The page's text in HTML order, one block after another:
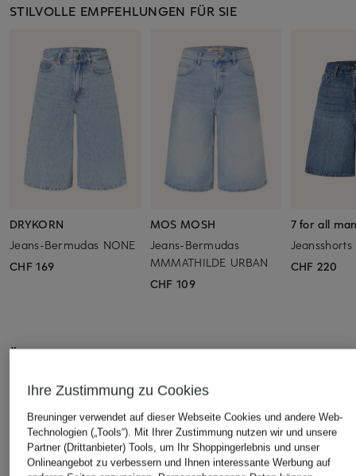
STILVOLLE EMPFEHLUNGEN FÜR SIE
DRYKORN
Jeans-Bermudas NONE
CHF 169
MOS MOSH
Jeans-Bermudas
MMMATHILDE URBAN
CHF 109
7 for all
Jeansshorts
CHF 220
ÄHNLICHE ARTIKEL ENTDECKEN
Ihre Zustimmung zu Cookies
Breuninger verwendet auf dieser Webseite Cookies und andere Web-
Technologien („Tools“). Mit Ihrer Zustimmung nutzen wir und unsere
Partner (Drittanbieter) Tools, um Ihr Shoppingerlebnis und unser
Onlineangebot zu verbessern und Ihnen interessante Werbung auf